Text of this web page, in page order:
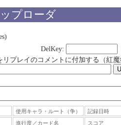
プローダ
DelKey:
リプレイのコメントに付加する（紅
使用キャラ・ルート（争）
記録日時
進行度／カード名 スコア